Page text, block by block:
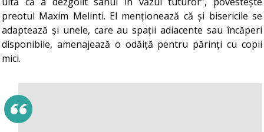
preotul Maxim Melinti. El menționează că și bisericile se
adaptează și unele, care au spații adiacente sau încăperi
disponibile, amenajează o odăiță pentru părinți cu copii
mici.